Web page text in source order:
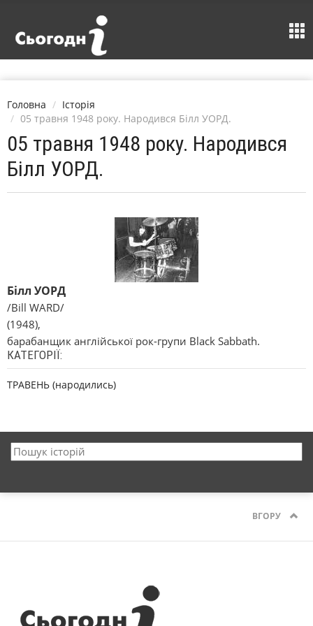
Головна
Історія
05 травня 1948 року. Народився Білл УОРД.
05 травня 1948 року. Народився
Білл УОРД.
Білл УОРД
/Bill WARD/
(1948),
барабанщик англійської рок-групи Black Sabbath.
КАТЕГОРІЇ:
ТРАВЕНЬ (народились)
ВГОРУ